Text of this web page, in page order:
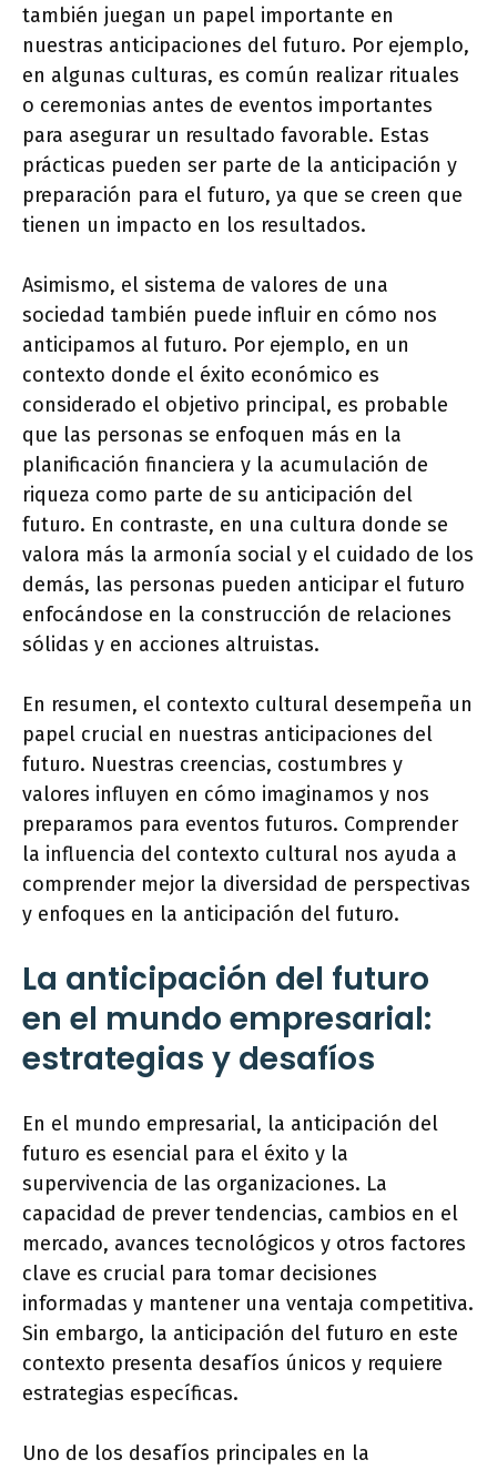
también juegan un papel importante en
nuestras anticipaciones del futuro. Por ejemplo,
en algunas culturas, es común realizar rituales
o ceremonias antes de eventos importantes
para asegurar un resultado favorable. Estas
prácticas pueden ser parte de la anticipación y
preparación para el futuro, ya que se creen que
tienen un impacto en los resultados.
Asimismo, el sistema de valores de una
sociedad también puede influir en cómo nos
anticipamos al futuro. Por ejemplo, en un
contexto donde el éxito económico es
considerado el objetivo principal, es probable
que las personas se enfoquen más en la
planificación financiera y la acumulación de
riqueza como parte de su anticipación del
futuro. En contraste, en una cultura donde se
valora más la armonía social y el cuidado de los
demás, las personas pueden anticipar el futuro
enfocándose en la construcción de relaciones
sólidas y en acciones altruistas.
En resumen, el contexto cultural desempeña un
papel crucial en nuestras anticipaciones del
futuro. Nuestras creencias, costumbres y
valores influyen en cómo imaginamos y nos
preparamos para eventos futuros. Comprender
la influencia del contexto cultural nos ayuda a
comprender mejor la diversidad de perspectivas
y enfoques en la anticipación del futuro.
La anticipación del futuro
en el mundo empresarial:
estrategias y desafíos
En el mundo empresarial, la anticipación del
futuro es esencial para el éxito y la
supervivencia de las organizaciones. La
capacidad de prever tendencias, cambios en el
mercado, avances tecnológicos y otros factores
clave es crucial para tomar decisiones
informadas y mantener una ventaja competitiva.
Sin embargo, la anticipación del futuro en este
contexto presenta desafíos únicos y requiere
estrategias específicas.
Uno de los desafíos principales en la